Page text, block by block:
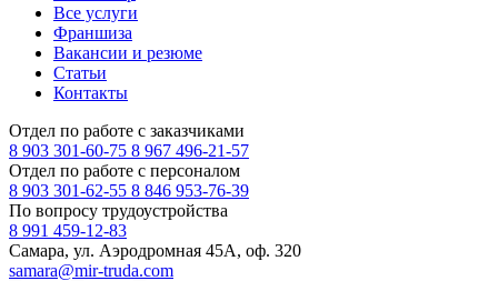
Все услуги
Франшиза
Вакансии и резюме
Статьи
Контакты
Отдел по работе с заказчиками
8 903 301-60-75 8 967 496-21-57
Отдел по работе с персоналом
8 903 301-62-55 8 846 953-76-39
По вопросу трудоустройства
8 991 459-12-83
Самара, ул. Аэродромная 45А, оф. 320
samara@mir-truda.com